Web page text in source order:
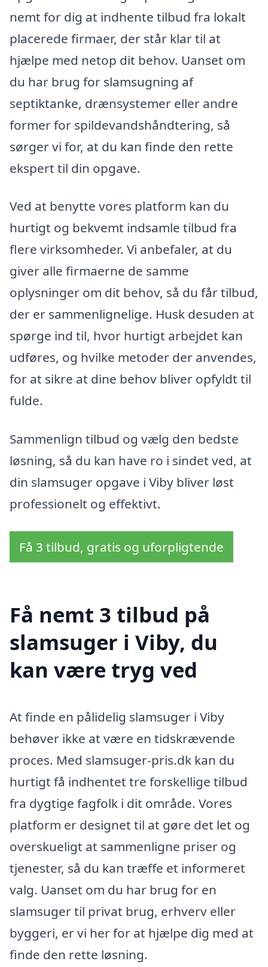
nemt for dig at indhente tilbud fra lokalt
placerede firmaer, der står klar til at
hjælpe med netop dit behov. Uanset om
du har brug for slamsugning af
septiktanke, drænsystemer eller andre
former for spildevandshåndtering, så
sørger vi for, at du kan finde den rette
ekspert til din opgave.
Ved at benytte vores platform kan du
hurtigt og bekvemt indsamle tilbud fra
flere virksomheder. Vi anbefaler, at du
giver alle firmaerne de samme
oplysninger om dit behov, så du får tilbud,
der er sammenlignelige. Husk desuden at
spørge ind til, hvor hurtigt arbejdet kan
udføres, og hvilke metoder der anvendes,
for at sikre at dine behov bliver opfyldt til
fulde.
Sammenlign tilbud og vælg den bedste
løsning, så du kan have ro i sindet ved, at
din slamsuger opgave i Viby bliver løst
professionelt og effektivt.
Få 3 tilbud, gratis og uforpligtende
Få nemt 3 tilbud på
slamsuger i Viby, du
kan være tryg ved
At finde en pålidelig slamsuger i Viby
behøver ikke at være en tidskrævende
proces. Med slamsuger-pris.dk kan du
hurtigt få indhentet tre forskellige tilbud
fra dygtige fagfolk i dit område. Vores
platform er designet til at gøre det let og
overskueligt at sammenligne priser og
tjenester, så du kan træffe et informeret
valg. Uanset om du har brug for en
slamsuger til privat brug, erhverv eller
byggeri, er vi her for at hjælpe dig med at
finde den rette løsning.